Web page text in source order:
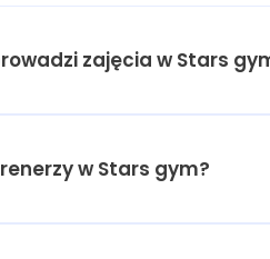
zajęcia w Stars
w Stars gym?